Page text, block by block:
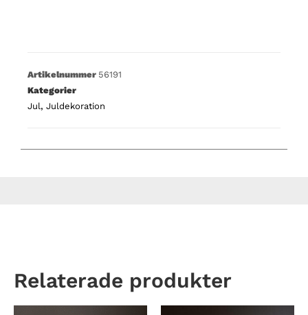
Artikelnummer 56191
Kategorier
Jul, Juldekoration
Relaterade produkter